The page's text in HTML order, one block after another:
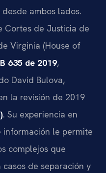
ambos lados.
Cortes de Justicia de
Virginia (House of
635 de 2019,
David Bulova,
la revisión de 2019
. Su experiencia en
información le permite
complejos que
de separación y